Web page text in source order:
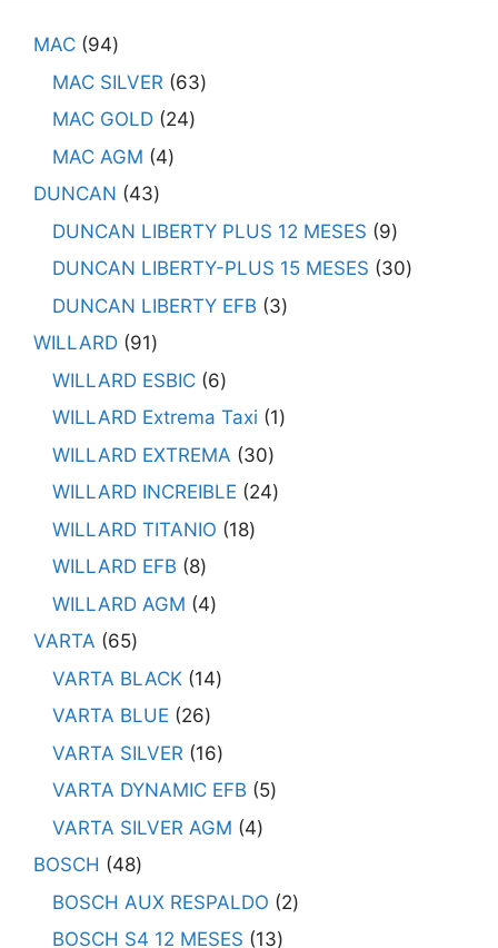
MAC 94
MAC SILVER
63
MAC GOLD 24
MAC AGM
4
DUNCAN
43
DUNCAN LIBERTY PLUS 12 MESES
9
DUNCAN LIBERTY-PLUS 15 MESES
30
DUNCAN LIBERTY EFB
3
WILLARD 91
WILLARD ESBIC 6
WILLARD Extrema Taxi
1
WILLARD EXTREMA
30
WILLARD INCREIBLE
24
WILLARD TITANIO
18
WILLARD EFB
8
WILLARD AGM
4
VARTA
65
VARTA BLACK 14
VARTA BLUE
26
VARTA SILVER
16
VARTA DYNAMIC EFB
5
VARTA SILVER AGM
4
BOSCH
48
BOSCH AUX RESPALDO
2
BOSCH S4 12 MESES
13